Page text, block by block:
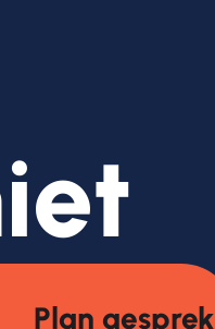
Plan gesprek